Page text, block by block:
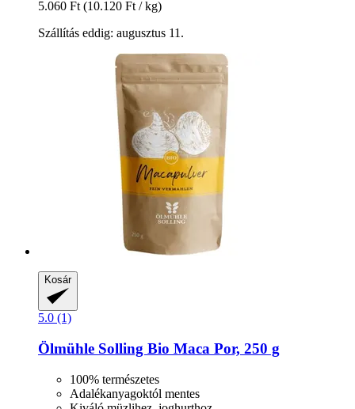
5.060 Ft (10.120 Ft / kg)
Szállítás eddig: augusztus 11.
Kosár
5.0 (1)
Ölmühle Solling Bio Maca Por, 250 g
100% természetes
Adalékanyagoktól mentes